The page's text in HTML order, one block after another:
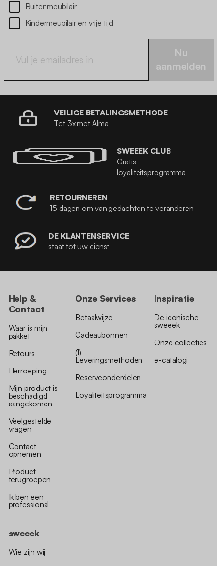
Buitenmeubilair
Kindermeubilair en vrije tijd
Nu
aanmelden
VEILIGE BETALINGSMETHODE
Tot 3x met Alma
SWEEEK CLUB
Gratis
loyaliteitsprogramma
RETOURNEREN
15 dagen om van gedachten te veranderen
DE KLANTENSERVICE
staat tot uw dienst
Help &
Contact
Waar is mijn
pakket
Retours
Herroeping
Mijn product is
beschadigd
aangekomen
Veelgestelde
vragen
Contact
opnemen
Product
terugroepen
Ik ben een
professional
Onze Services
Betaalwijze
Cadeaubonnen
(1)
Leveringsmethoden
Reserveonderdelen
Loyaliteitsprogramma
Inspiratie
De iconische
sweeek
Onze collecties
e-catalogi
sweeek
Wie zijn wij